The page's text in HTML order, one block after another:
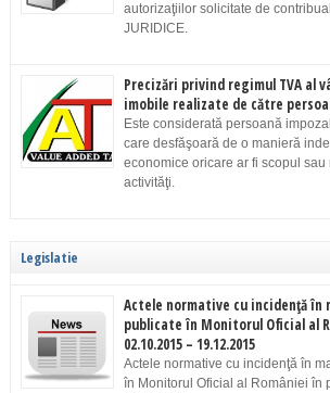
autorizaţiilor solicitate de
JURIDICE.
Precizări privind regimul TVA al
imobile realizate de către
Este considerată persoană
care desfăşoară de o manieră
economice oricare ar fi scopul sau
activităţi.
Legislatie
Actele normative cu incidenţă în
publicate în Monitorul Oficial al
02.10.2015 – 19.12.2015
Actele normative cu incidenţă în
în Monitorul Oficial al României în